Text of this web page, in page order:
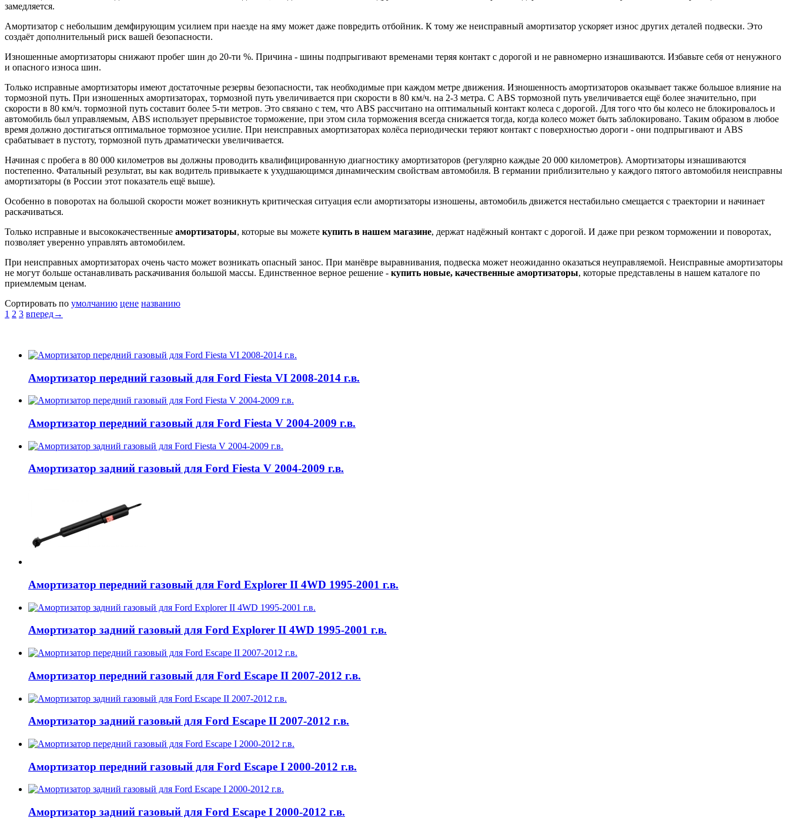
замедляется.
Амортизатор с небольшим демфирующим усилием при наезде на яму может даже повредить отбойник. К тому же неисправный амортизатор ускоряет износ других деталей подвески. Это
создаёт дополнительный риск вашей безопасности.
Изношенные амортизаторы снижают пробег шин до 20-ти %. Причина - шины подпрыгивают временами теряя контакт с дорогой и не равномерно изнашиваются. Избавьте себя от ненужного
и опасного износа шин.
Только исправные амортизаторы имеют достаточные резервы безопасности, так необходимые при каждом метре движения. Изношенность амортизаторов оказывает также большое влияние на
тормозной путь. При изношенных амортизаторах, тормозной путь увеличивается при скорости в 80 км/ч. на 2-3 метра. С ABS тормозной путь увеличивается ещё более значительно, при
скорости в 80 км/ч. тормозной путь составит более 5-ти метров. Это связано с тем, что ABS рассчитано на оптимальный контакт колеса с дорогой. Для того что бы колесо не блокировалось и
автомобиль был управляемым, ABS использует прерывистое торможение, при этом сила торможения всегда снижается тогда, когда колесо может быть заблокировано. Таким образом в любое
время должно достигаться оптимальное тормозное усилие. При неисправных амортизаторах колёса периодически теряют контакт с поверхностью дороги - они подпрыгивают и ABS
срабатывает в пустоту, тормозной путь драматически увеличивается.
Начиная с пробега в 80 000 километров вы должны проводить квалифицированную диагностику амортизаторов (регулярно каждые 20 000 километров). Амортизаторы изнашиваются
постепенно. Фатальный результат, вы как водитель привыкаете к ухудшающимся динамическим свойствам автомобиля. В германии приблизительно у каждого пятого автомобиля неисправны
амортизаторы (в России этот показатель ещё выше).
Особенно в поворотах на большой скорости может возникнуть критическая ситуация если амортизаторы изношены, автомобиль движется нестабильно смещается с траектории и начинает
раскачиваться.
Только исправные и высококачественные амортизаторы, которые вы можете купить в нашем магазине, держат надёжный контакт с дорогой. И даже при резком торможении и поворотах,
позволяет уверенно управлять автомобилем.
При неисправных амортизаторах очень часто может возникать опасный занос. При манёвре выравнивания, подвеска может неожиданно оказаться неуправляемой. Неисправные амортизаторы
не могут больше останавливать раскачивания большой массы. Единственное верное решение - купить новые, качественные амортизаторы, которые представлены в нашем каталоге по
приемлемым ценам.
Сортировать по умолчанию цене названию
1 2 3 вперед→
Амортизатор передний газовый для Ford Fiesta VI 2008-2014 г.в.
Амортизатор передний газовый для Ford Fiesta V 2004-2009 г.в.
Амортизатор задний газовый для Ford Fiesta V 2004-2009 г.в.
Амортизатор передний газовый для Ford Explorer II 4WD 1995-2001 г.в.
Амортизатор задний газовый для Ford Explorer II 4WD 1995-2001 г.в.
Амортизатор передний газовый для Ford Escape II 2007-2012 г.в.
Амортизатор задний газовый для Ford Escape II 2007-2012 г.в.
Амортизатор передний газовый для Ford Escape I 2000-2012 г.в.
Амортизатор задний газовый для Ford Escape I 2000-2012 г.в.